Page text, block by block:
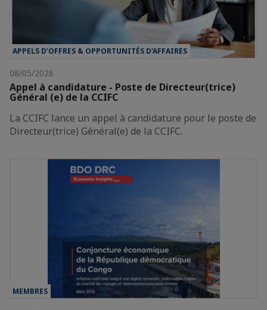
APPELS D’OFFRES & OPPORTUNITÉS D'AFFAIRES
08/05/2026
Appel à candidature - Poste de Directeur(trice)
Général (e) de la CCIFC
La CCIFC lance un appel à candidature pour le poste de
Directeur(trice) Général(e) de la CCIFC.
MEMBRES